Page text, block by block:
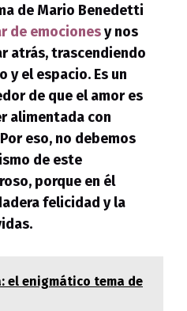
de Mario Benedetti
de emocionesy nos
atrás, trascendiendo
y el espacio. Es un
de que el amor es
alimentada con
Por eso, no debemos
de este
porque en él
felicidad y la
el enigmático tema de